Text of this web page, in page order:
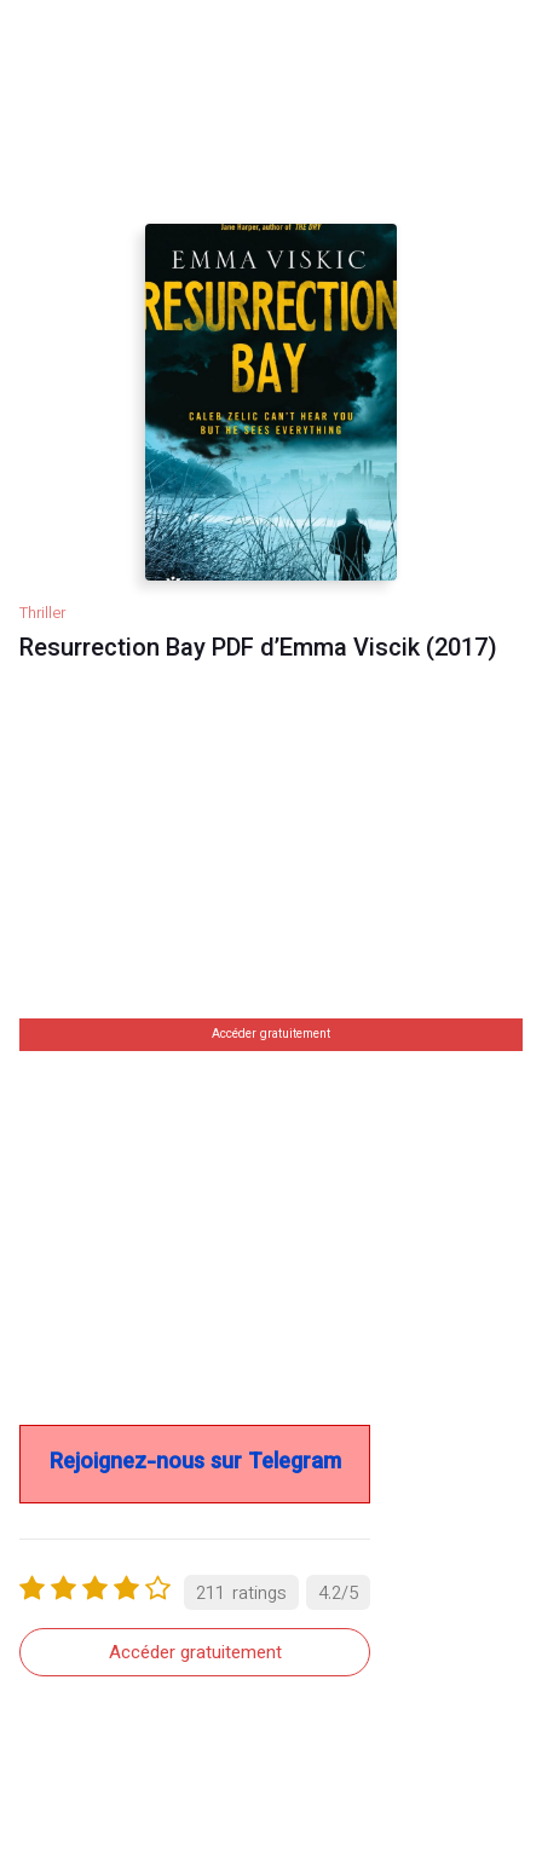
Thriller
Resurrection Bay PDF d’Emma Viscik (2017)
Accéder gratuitement
Rejoignez-nous sur Telegram
Accéder gratuitement
4.2/5
211 ratings